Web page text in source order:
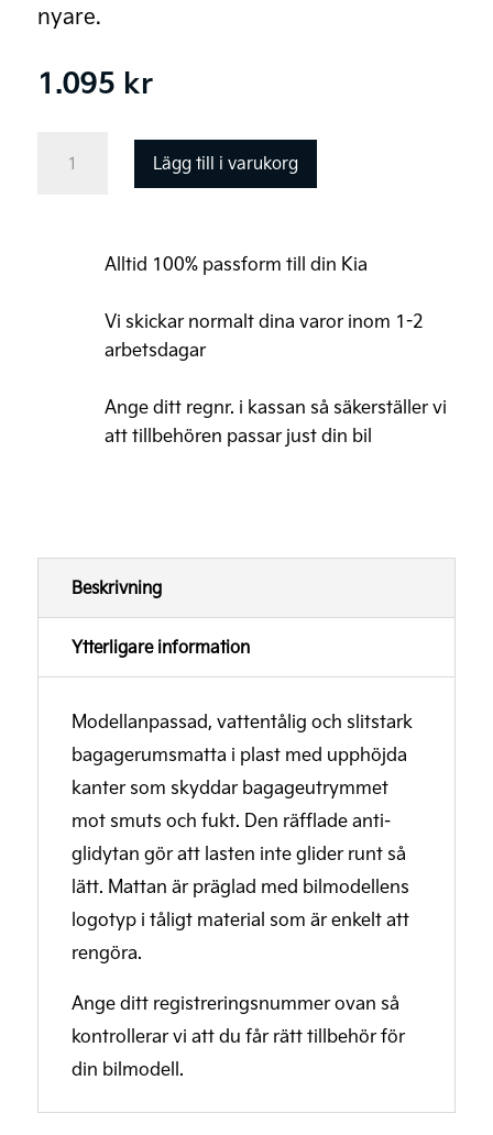
nyare.
1.095 kr
Bagagematta,
Lägg till i varukorg
Alltid 100% passform till din Kia
Vi skickar normalt dina varor inom 1-2
arbetsdagar
Ange ditt regnr. i kassan så säkerställer vi
att tillbehören passar just din bil
Beskrivning
Ytterligare information
Modellanpassad, vattentålig och slitstark
bagagerumsmatta i plast med upphöjda
kanter som skyddar bagageutrymmet
mot smuts och fukt. Den räfflade anti-
glidytan gör att lasten inte glider runt så
lätt. Mattan är präglad med bilmodellens
logotyp i tåligt material som är enkelt att
rengöra.
Ange ditt registreringsnummer ovan så
kontrollerar vi att du får rätt tillbehör för
din bilmodell.